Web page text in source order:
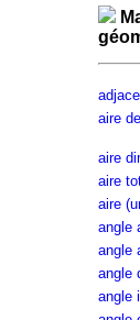
aire
aire
aire
aire
angle
angle
angle
angle